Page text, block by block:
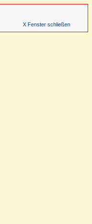
X Fenster schließen